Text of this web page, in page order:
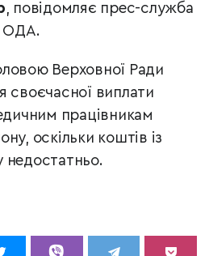
, повідомляє прес-служба
ОДА.
Верховної Ради
своєчасної виплати
працівникам
оскільки коштів із
недостатньо.